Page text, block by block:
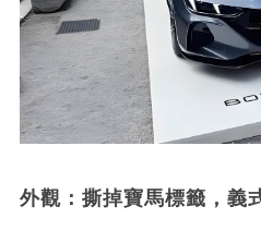
外觀：撕掉寶馬標籤，義